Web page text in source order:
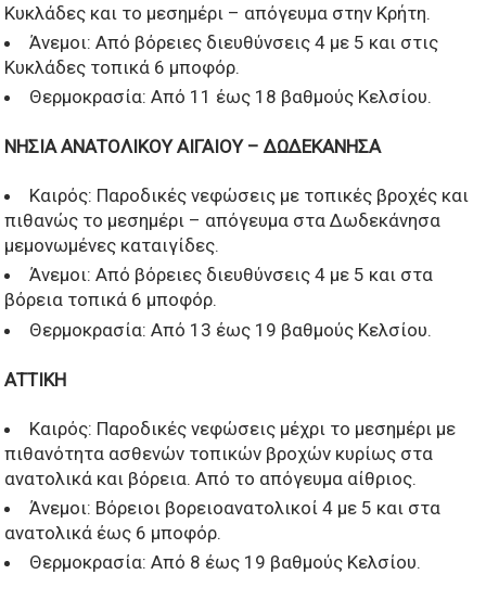
Κυκλάδες και το μεσημέρι – απόγευμα στην Κρήτη.
Άνεμοι: Από βόρειες διευθύνσεις 4 με 5 και στις
Κυκλάδες τοπικά 6 μποφόρ.
Θερμοκρασία: Από 11 έως 18 βαθμούς Κελσίου.
ΝΗΣΙΑ ΑΝΑΤΟΛΙΚΟΥ ΑΙΓΑΙΟΥ – ΔΩΔΕΚΑΝΗΣΑ
Καιρός: Παροδικές νεφώσεις με τοπικές βροχές και
πιθανώς το μεσημέρι – απόγευμα στα Δωδεκάνησα
μεμονωμένες καταιγίδες.
Άνεμοι: Από βόρειες διευθύνσεις 4 με 5 και στα
βόρεια τοπικά 6 μποφόρ.
Θερμοκρασία: Από 13 έως 19 βαθμούς Κελσίου.
ΑΤΤΙΚΗ
Καιρός: Παροδικές νεφώσεις μέχρι το μεσημέρι με
πιθανότητα ασθενών τοπικών βροχών κυρίως στα
ανατολικά και βόρεια. Από το απόγευμα αίθριος.
Άνεμοι: Βόρειοι βορειοανατολικοί 4 με 5 και στα
ανατολικά έως 6 μποφόρ.
Θερμοκρασία: Από 8 έως 19 βαθμούς Κελσίου.